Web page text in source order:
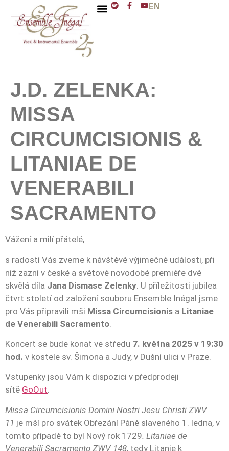
EN
J.D. ZELENKA:
MISSA
CIRCUMCISIONIS &
LITANIAE DE
VENERABILI
SACRAMENTO
Vážení a milí přátelé,
s radostí Vás zveme k návštěvě výjimečné události, při
níž zazní v české a světové novodobé premiéře dvě
skvělá díla Jana Dismase Zelenky . U příležitosti jubilea
čtvrt století od založení souboru Ensemble Inégal jsme
pro Vás připravili mši Missa Circumcisionis a Litaniae
de Venerabili Sacramento
Koncert se bude konat ve středu 7. května 2025 v 19:30
hod. v kostele sv. Šimona a Judy, v Dušní ulici v Praze.
Vstupenky jsou Vám k dispozici v předprodeji
sítě GoOut.
Missa Circumcisionis Domini Nostri Jesu Christi ZWV
11 je mší pro svátek Obřezání Páně slaveného 1. ledna, v
tomto případě to byl Nový rok 1729 . Litaniae de
Venerabili Sacramento ZWV 148, tedy Litanie k